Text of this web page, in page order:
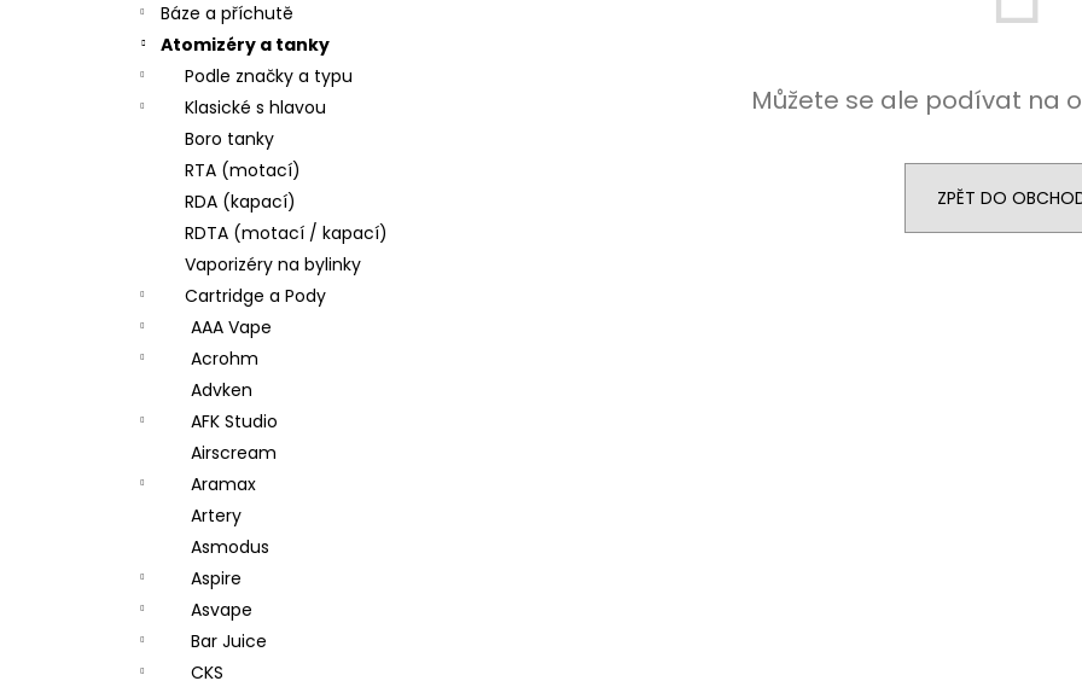
Báze a příchutě
Atomizéry a tanky
Podle značky a typu
Klasické s hlavou
Boro tanky
RTA (motací)
RDA (kapací)
RDTA (motací / kapací)
Vaporizéry na bylinky
Cartridge a Pody
AAA Vape
Acrohm
Advken
AFK Studio
Airscream
Aramax
Artery
Asmodus
Aspire
Asvape
Bar Juice
CKS
Můžete se ale podívat na
ZPĚT DO
JOYETECH BF SS316 ATOMIZER 0,6OHM
57 Kč
CARTRIDGE -
2KS
Původně:225